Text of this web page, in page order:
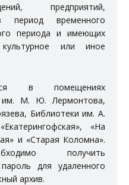
предприятий,
временного
периода и имеющих
или иное
в помещениях
им. М. Ю. Лермонтова,
, Библиотеки им. А.
«Екатерингофская», «На
и «Старая Коломна».
получить
для удаленного
архив.